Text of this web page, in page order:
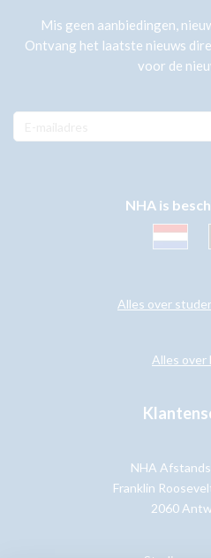
Mis geen aanbiedingen,
Ontvang het laatste nieuws
voor de
NHA is
Alles over
Alles over
NHA
Franklin
2060